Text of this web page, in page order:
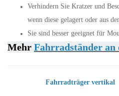
Verhindern Sie Kratzer und
wenn diese gelagert oder aus
Sie sind besser geeignet für
Mehr Fahrradständer an
Fahrradträger vertikal